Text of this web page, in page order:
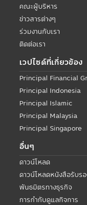
คณะผู้บริหาร
ข่าวสารต่างๆ
ร่วมงานกับเรา
ติดต่อเรา
เวปไซด์ที่เกี่ยวข้อง
Principal Financial
Principal Indonesia
Principal Islamic
Principal Malaysia
Principal Singapore
อื่นๆ
ดาวน์โหลด
ดาวน์โหลดหนังสือรับร
พันธมิตรทางธุรกิจ
การกำกับดูแลกิจการ